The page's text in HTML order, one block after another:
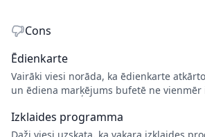
Cons
Ēdienkarte
Vairāki viesi norāda, ka ēdienkarte
un ēdiena marķējums bufetē ne vienmēr
Izklaides programma